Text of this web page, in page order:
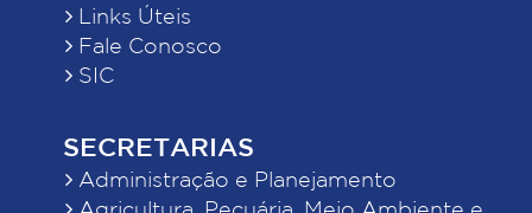
Links Úteis
Fale Conosco
SIC
SECRETARIAS
Administração e Planejamento